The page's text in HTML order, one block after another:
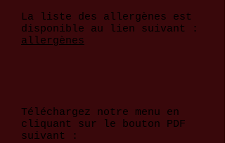
La liste des allergènes est
disponible au lien suivant :
allergènes
Téléchargez notre menu en
cliquant sur le bouton PDF
suivant :